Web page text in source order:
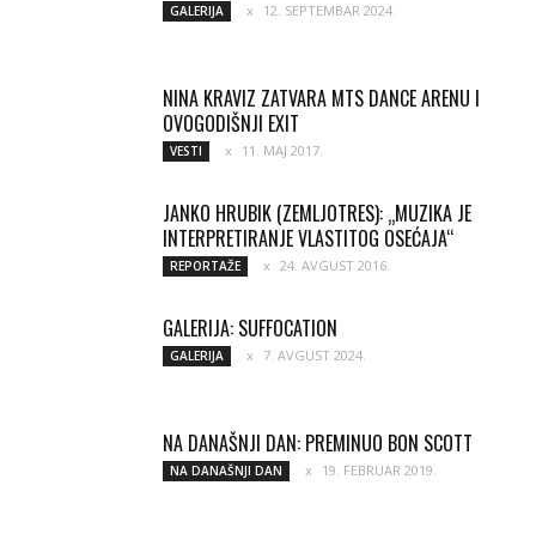
GALERIJA 12. SEPTEMBAR 2024.
NINA KRAVIZ ZATVARA MTS DANCE ARENU I
OVOGODIŠNJI EXIT
VESTI 11. MAJ 2017.
JANKO HRUBIK (ZEMLJOTRES): „MUZIKA JE
INTERPRETIRANJE VLASTITOG OSEĆAJA“
REPORTAŽE 24. AVGUST 2016.
GALERIJA: SUFFOCATION
GALERIJA 7. AVGUST 2024.
NA DANAŠNJI DAN: PREMINUO BON SCOTT
NA DANAŠNJI DAN 19. FEBRUAR 2019.